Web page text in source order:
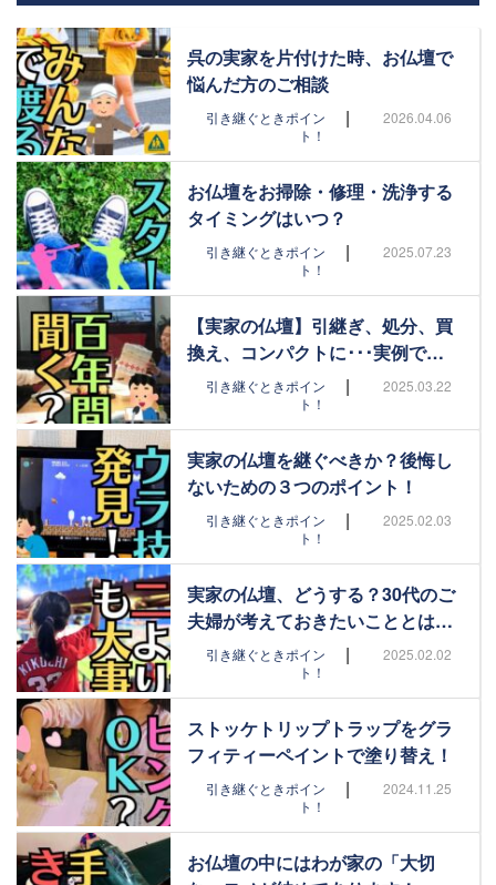
呉の実家を片付けた時、お仏壇で
悩んだ方のご相談
引き継ぐときポイン
ト！
| 2026.04.06
お仏壇をお掃除・修理・洗浄する
タイミングはいつ？
引き継ぐときポイン
ト！
| 2025.07.23
【実家の仏壇】引継ぎ、処分、買
換え、コンパクトに･･･実例で…
引き継ぐときポイン
ト！
| 2025.03.22
実家の仏壇を継ぐべきか？後悔し
ないための３つのポイント！
引き継ぐときポイン
ト！
| 2025.02.03
実家の仏壇、どうする？30代のご
夫婦が考えておきたいこととは…
引き継ぐときポイン
ト！
| 2025.02.02
ストッケトリップトラップをグラ
フィティーペイントで塗り替え！
引き継ぐときポイン
ト！
| 2024.11.25
お仏壇の中にはわが家の「大切